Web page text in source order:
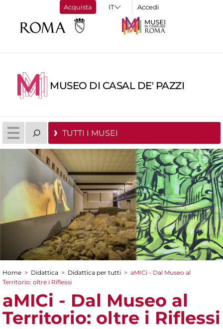
Acquista Accedi
MUSEO DI CASAL DE' PAZZI
TUTTI I MUSEI
Tu sei qui
Home > Didattica > Didattica per tutti > aMICi - Dal Museo al
Territorio: oltre i Riflessi
aMICi - Dal Museo al
Territorio: oltre i Riflessi